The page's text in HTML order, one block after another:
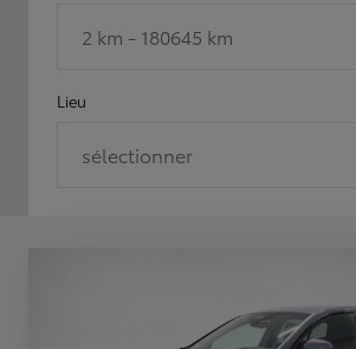
2 km - 180645 km
Lieu
sélectionner